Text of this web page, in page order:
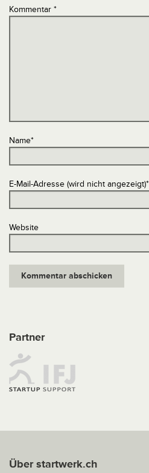
Kommentar *
Name*
E-Mail-Adresse (wird nicht angezeigt)*
Website
Partner
Über startwerk.ch